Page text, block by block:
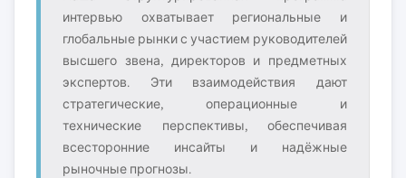
интервью охватывает региональные и
глобальные рынки с участием руководителей
высшего звена, директоров и предметных
экспертов. Эти взаимодействия дают
стратегические, операционные и
технические перспективы, обеспечивая
всесторонние инсайты и надёжные
рыночные прогнозы.